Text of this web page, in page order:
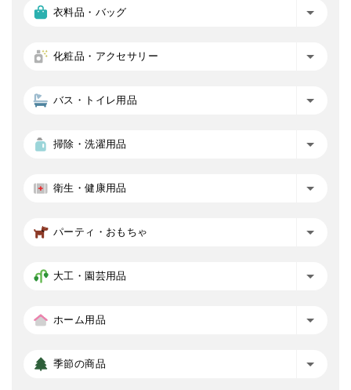
衣料品・バッグ
化粧品・アクセサリー
バス・トイレ用品
掃除・洗濯用品
衛生・健康用品
パーティ・おもちゃ
大工・園芸用品
ホーム用品
季節の商品